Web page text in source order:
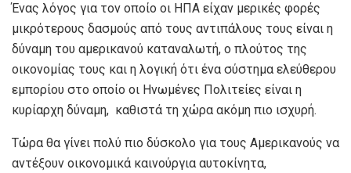
Ένας λόγος για τον οποίο οι ΗΠΑ είχαν μερικές φορές
μικρότερους δασμούς από τους αντιπάλους τους είναι η
δύναμη του αμερικανού καταναλωτή, ο πλούτος της
οικονομίας τους και η λογική ότι ένα σύστημα ελεύθερου
εμπορίου στο οποίο οι Ηνωμένες Πολιτείες είναι η
κυρίαρχη δύναμη, καθιστά τη χώρα ακόμη πιο ισχυρή.
Τώρα θα γίνει πολύ πιο δύσκολο για τους Αμερικανούς να
αντέξουν οικονομικά καινούργια αυτοκίνητα,